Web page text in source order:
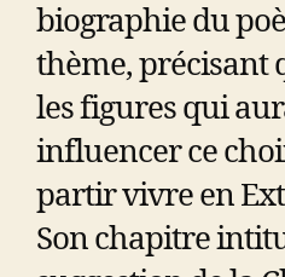
biographie du
thème, précisant
les figures qui
influencer ce
partir vivre en
Son chapitre